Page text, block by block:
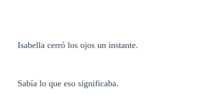
Isabella cerró los ojos un instante.
Sabía lo que eso significaba.